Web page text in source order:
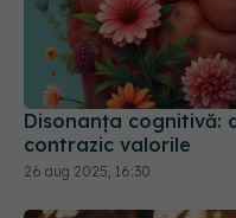
contrazic valorile
26 aug 2025, 16:30